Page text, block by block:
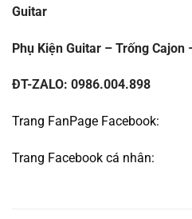
Guitar
Phụ Kiện Guitar – Trống Cajon
ĐT-ZALO: 0986.004.898
Trang FanPage Facebook:
Trang Facebook cá nhân: